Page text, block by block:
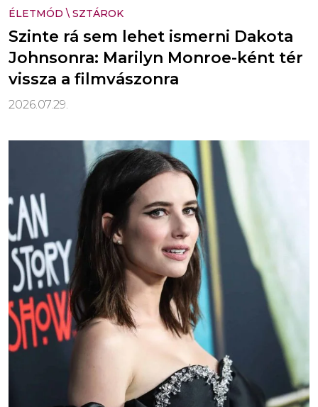
ÉLETMÓD \ SZTÁROK
Szinte rá sem lehet ismerni Dakota
Johnsonra: Marilyn Monroe-ként tér
vissza a filmvászonra
2026.07.29.